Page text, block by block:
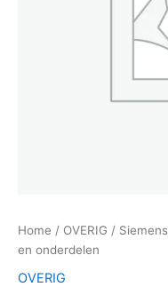
Home / OVERIG /
en onderdelen
OVERIG